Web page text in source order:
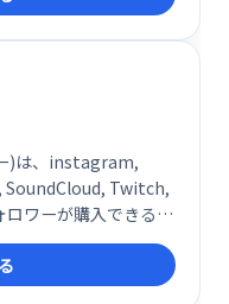
)は、instagram,
Twitch,
ワーが購入できる海